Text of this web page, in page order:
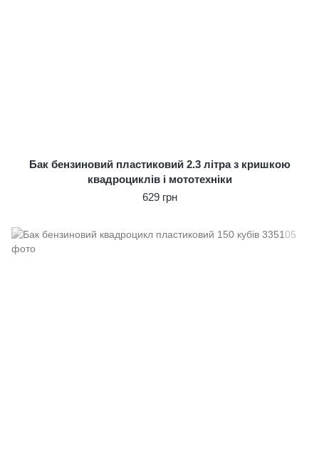
Бак бензиновий пластиковий 2.3 літра з кришкою
квадроциклів і мототехніки
629 грн